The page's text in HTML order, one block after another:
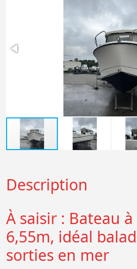
Description
À saisir : Bateau
6,55m, idéal
sorties en mer